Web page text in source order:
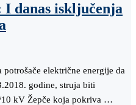
I danas isključenja
potrošače električne energije da
godine, struja biti
10 kV Žepče koja pokriva …